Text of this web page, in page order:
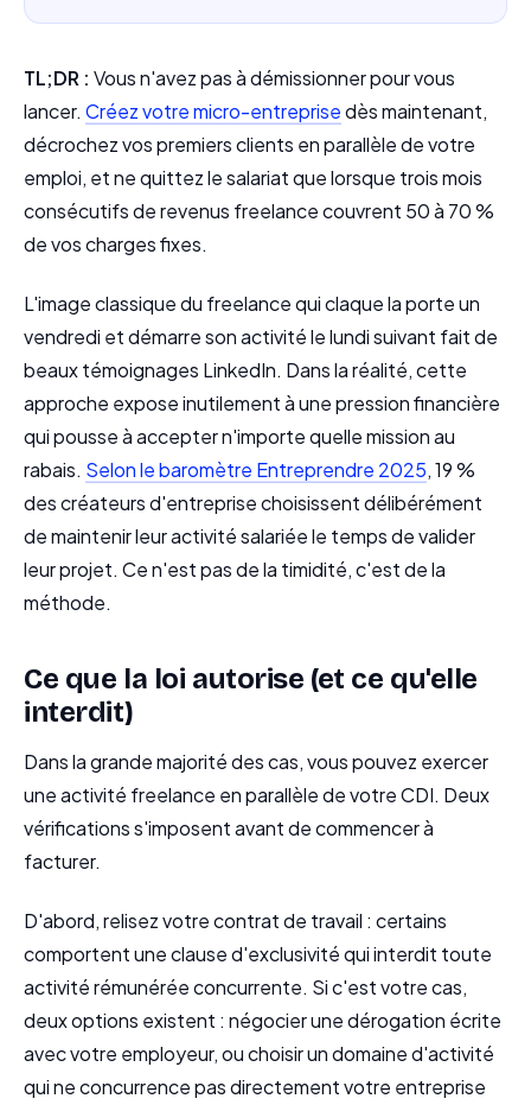
TL;DR : Vous n'avez pas à démissionner pour vous
lancer. Créez votre micro-entreprisedès maintenant,
décrochez vos premiers clients en parallèle de votre
emploi, et ne quittez le salariat que lorsque trois mois
consécutifs de revenus freelance couvrent 50 à 70 %
de vos charges fixes.
L'image classique du freelance qui claque la porte un
vendredi et démarre son activité le lundi suivant fait de
beaux témoignages LinkedIn. Dans la réalité, cette
approche expose inutilement à une pression financière
qui pousse à accepter n'importe quelle mission au
rabais. Selon le baromètre Entreprendre 2025, 19 %
des créateurs d'entreprise choisissent délibérément
de maintenir leur activité salariée le temps de valider
leur projet. Ce n'est pas de la timidité, c'est de la
méthode.
Ce que la loi autorise (et ce qu'elle
interdit)
Dans la grande majorité des cas, vous pouvez exercer
une activité freelance en parallèle de votre CDI. Deux
vérifications s'imposent avant de commencer à
facturer.
D'abord, relisez votre contrat de travail : certains
comportent une clause d'exclusivité qui interdit toute
activité rémunérée concurrente. Si c'est votre cas,
deux options existent : négocier une dérogation écrite
avec votre employeur, ou choisir un domaine d'activité
qui ne concurrence pas directement votre entreprise